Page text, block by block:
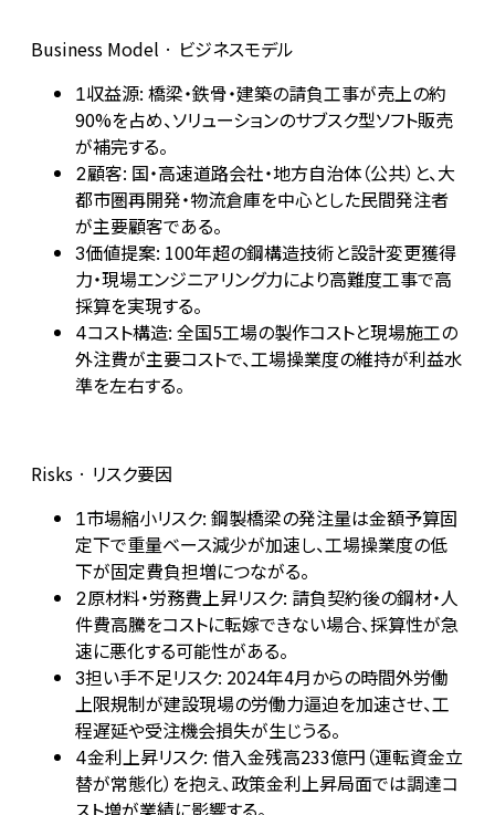
Business Model · ビジネスモデル
1収益源: 橋梁・鉄骨・建築の請負工事が売上の約
90%を占め、ソリューションのサブスク型ソフト販売
が補完する。
2顧客: 国・高速道路会社・地方自治体（公共）と、大
都市圏再開発・物流倉庫を中心とした民間発注者
が主要顧客である。
3価値提案: 100年超の鋼構造技術と設計変更獲得
力・現場エンジニアリング力により高難度工事で高
採算を実現する。
4コスト構造: 全国5工場の製作コストと現場施工の
外注費が主要コストで、工場操業度の維持が利益水
準を左右する。
Risks · リスク要因
1市場縮小リスク: 鋼製橋梁の発注量は金額予算固
定下で重量ベース減少が加速し、工場操業度の低
下が固定費負担増につながる。
2原材料・労務費上昇リスク: 請負契約後の鋼材・人
件費高騰をコストに転嫁できない場合、採算性が急
速に悪化する可能性がある。
3担い手不足リスク: 2024年4月からの時間外労働
上限規制が建設現場の労働力逼迫を加速させ、工
程遅延や受注機会損失が生じうる。
4金利上昇リスク: 借入金残高233億円（運転資金立
替が常態化）を抱え、政策金利上昇局面では調達コ